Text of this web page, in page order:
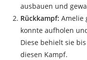
ausbauen und
Rückkampf: Amelie
konnte aufholen
Diese behielt sie
diesen Kampf.